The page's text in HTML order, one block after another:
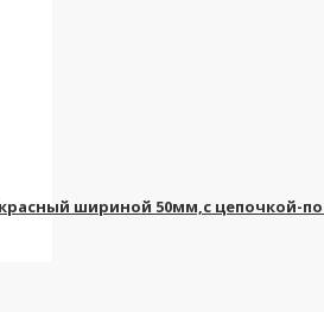
шириной 50мм,с цепочкой-